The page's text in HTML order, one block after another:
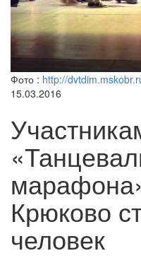
Фото : http://
15.03.2016
Крюково
человек